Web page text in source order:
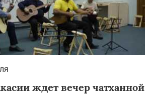
ждет вечер чатханной